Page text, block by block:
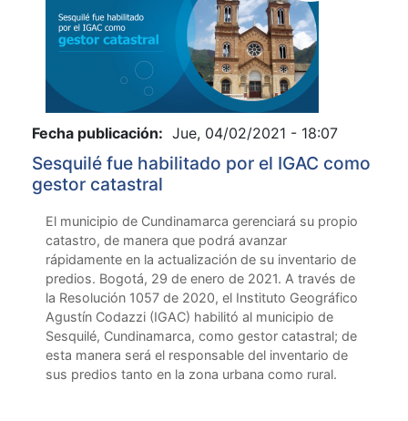
Fecha publicación: Jue, 04/02/2021 - 18:07
Sesquilé fue habilitado por el IGAC como
gestor catastral
El municipio de Cundinamarca gerenciará su propio
catastro, de manera que podrá avanzar
rápidamente en la actualización de su inventario de
predios. Bogotá, 29 de enero de 2021. A través de
la Resolución 1057 de 2020, el Instituto Geográfico
Agustín Codazzi (IGAC) habilitó al municipio de
Sesquilé, Cundinamarca, como gestor catastral; de
esta manera será el responsable del inventario de
sus predios tanto en la zona urbana como rural.